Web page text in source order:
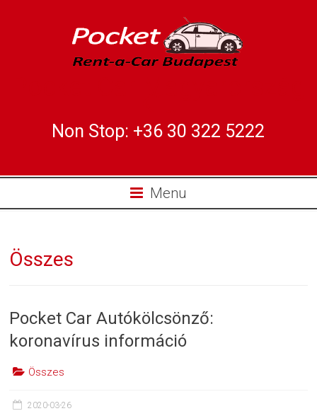
Non Stop: +36 30 322 5222
Menu
Összes
Pocket Car Autókölcsönző:
koronavírus információ
Összes
2020-03-26